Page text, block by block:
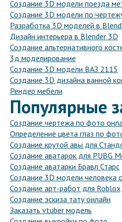
Создание 3D модели поезда
Создание 3D модели по
Разработка 3D моделей в
Дизайн интерьера в Blender 3D
Создание альтернативного
3д моделирование
Создание 3D модели ВАЗ 2115
Создание 3D дизайна ванной
Рендер мебели
Популярные
Создание чертежа по фото
Определение цвета глаз по
Создание крутой авы для
Создание аватарок для PUBG
Создание аватарки Бравл Старс
Создание 3D модели человека
Создание арт-работ для Roblox
Создание эскиза тату онлайн
Заказать vtuber модель